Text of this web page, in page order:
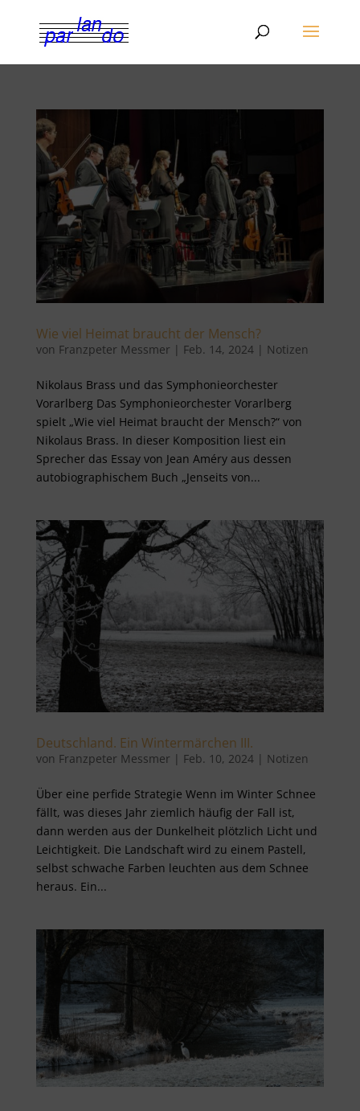
Wie viel Heimat braucht der Mensch?
von Franzpeter Messmer | Feb. 14, 2024| Notizen
Nikolaus Brass und das Symphonieorchester
Vorarlberg Das Symphonieorchester Vorarlberg
spielt „Wie viel Heimat braucht der Mensch?“ von
Nikolaus Brass. In dieser Komposition liest ein
Sprecher das Essay von Jean Améry aus dessen
autobiographischem Buch „Jenseits von...
Deutschland. Ein Wintermärchen III.
von Franzpeter Messmer | Feb. 10, 2024| Notizen
Über eine perfide Strategie Wenn im Winter Schnee
fällt, was dieses Jahr ziemlich häufig der Fall ist,
dann werden aus der Dunkelheit plötzlich Licht und
Leichtigkeit. Die Landschaft wird zu einem Pastell,
selbst schwache Farben leuchten aus dem Schnee
heraus. Ein...